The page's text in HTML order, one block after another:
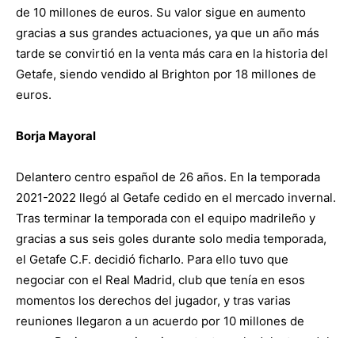
de 10 millones de euros. Su valor sigue en aumento
gracias a sus grandes actuaciones, ya que un año más
tarde se convirtió en la venta más cara en la historia del
Getafe, siendo vendido al Brighton por 18 millones de
euros.
Borja Mayoral
Delantero centro español de 26 años. En la temporada
2021-2022 llegó al Getafe cedido en el mercado invernal.
Tras terminar la temporada con el equipo madrileño y
gracias a sus seis goles durante solo media temporada,
el Getafe C.F. decidió ficharlo. Para ello tuvo que
negociar con el Real Madrid, club que tenía en esos
momentos los derechos del jugador, y tras varias
reuniones llegaron a un acuerdo por 10 millones de